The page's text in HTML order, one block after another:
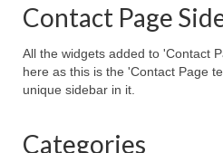
Contact Page
All the widgets added to 'Contact
here as this is the 'Contact Page
unique sidebar in it.
Categories